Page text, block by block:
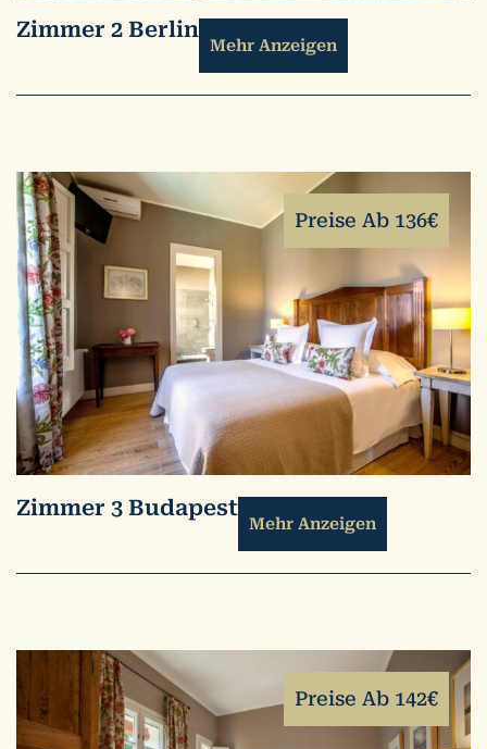
Zimmer 2 Berlin
Mehr Anzeigen
Preise Ab 136€
Zimmer 3 Budapest
Mehr Anzeigen
Preise Ab 142€